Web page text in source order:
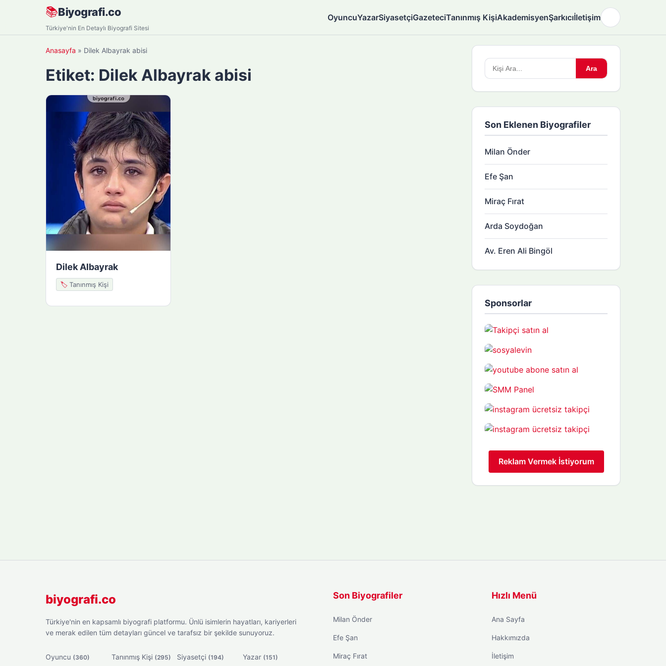
📚Biyografi.co
Türkiye'nin En Detaylı Biyografi Sitesi
OyuncuYazarSiyasetçiGazeteciTanınmış KişiAkademisyenŞarkıcıİletişim
Anasayfa » Dilek Albayrak abisi
Etiket: Dilek Albayrak abisi
Dilek Albayrak
🏷️ Tanınmış Kişi
Arama
yapın:
Ara
Son Eklenen Biyografiler
Milan Önder
Efe Şan
Miraç Fırat
Arda Soydoğan
Av. Eren Ali Bingöl
Sponsorlar
Reklam Vermek İstiyorum
biyografi.co
Türkiye'nin en kapsamlı biyografi platformu. Ünlü isimlerin hayatları, kariyerleri
ve merak edilen tüm detayları güncel ve tarafsız bir şekilde sunuyoruz.
Oyuncu (360) Tanınmış Kişi (295) Siyasetçi (194) Yazar (151)
Son Biyografiler
Milan Önder
Efe Şan
Miraç Fırat
Hızlı Menü
Ana Sayfa
Hakkımızda
İletişim